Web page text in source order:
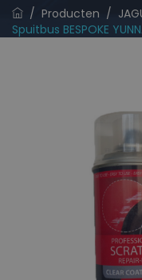
/ Producten /
Spuitbus BESPOKE